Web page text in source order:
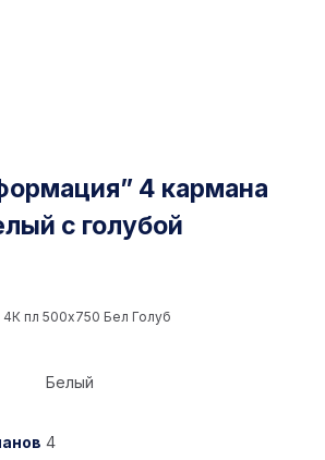
4 кармана
с голубой
пл 500x750 Бел Голуб
Белый
4